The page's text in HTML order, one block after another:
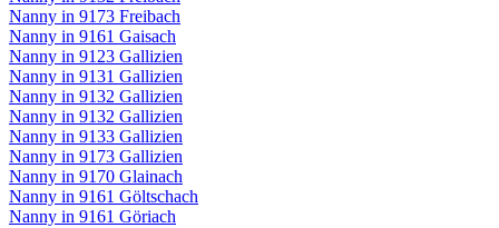
Nanny in 9173 Freibach
Nanny in 9161 Gaisach
Nanny in 9123 Gallizien
Nanny in 9131 Gallizien
Nanny in 9132 Gallizien
Nanny in 9132 Gallizien
Nanny in 9133 Gallizien
Nanny in 9173 Gallizien
Nanny in 9170 Glainach
Nanny in 9161 Göltschach
Nanny in 9161 Göriach